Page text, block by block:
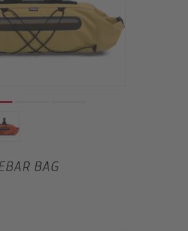
BAG